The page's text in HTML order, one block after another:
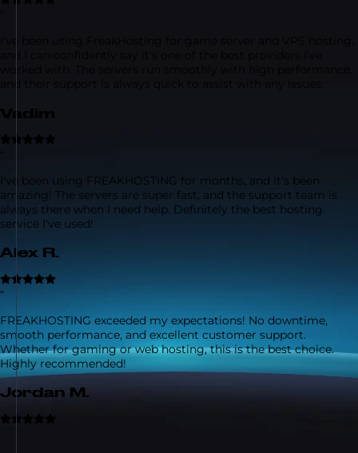
“
I've been using FREAKHOSTING for months, and it's been
amazing! The servers are super fast, and the support team is
always there when I need help. Definitely the best hosting
service I've used!
Alex R.
“
FREAKHOSTING exceeded my expectations! No downtime,
smooth performance, and excellent customer support.
Whether for gaming or web hosting, this is the best choice.
Highly recommended!
Jordan M.